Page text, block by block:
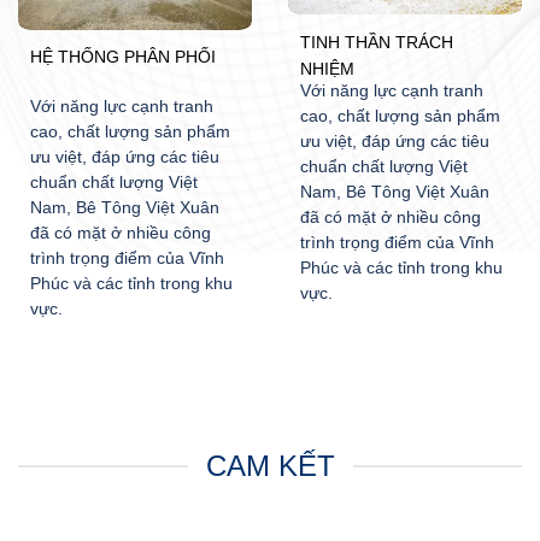
HỆ THỐNG PHÂN PHỐI
Với năng lực cạnh tranh
cao, chất lượng sản phẩm
ưu việt, đáp ứng các tiêu
chuẩn chất lượng Việt
Nam, Bê Tông Việt Xuân
đã có mặt ở nhiều công
trình trọng điểm của Vĩnh
Phúc và các tỉnh trong khu
vực.
TINH THẦN TRÁCH
NHIỆM
Với năng lực cạnh tranh
cao, chất lượng sản phẩm
ưu việt, đáp ứng các tiêu
chuẩn chất lượng Việt
Nam, Bê Tông Việt Xuân
đã có mặt ở nhiều công
trình trọng điểm của Vĩnh
Phúc và các tỉnh trong khu
vực.
CAM KẾT